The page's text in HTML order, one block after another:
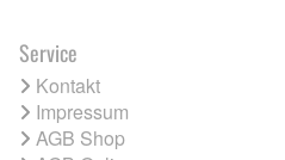
Service
Kontakt
Impressum
AGB Shop